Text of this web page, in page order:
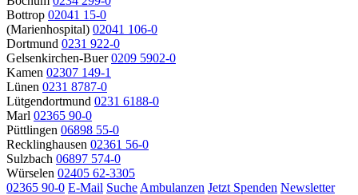
Bottrop 02041 15-0
(Marienhospital) 02041 106-0
Dortmund 0231 922-0
Gelsenkirchen-Buer 0209 5902-0
Kamen 02307 149-1
Lünen 0231 8787-0
Lütgendortmund 0231 6188-0
Marl 02365 90-0
Püttlingen 06898 55-0
Recklinghausen 02361 56-0
Sulzbach 06897 574-0
Würselen 02405 62-3305
02365 90-0 E-Mail Suche Ambulanzen Jetzt Spenden Newsletter